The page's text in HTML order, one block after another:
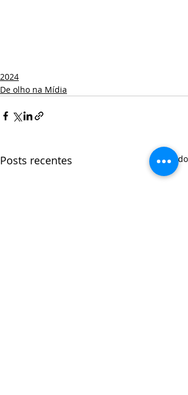
2024
De olho na Mídia
Posts recentes Ver tudo